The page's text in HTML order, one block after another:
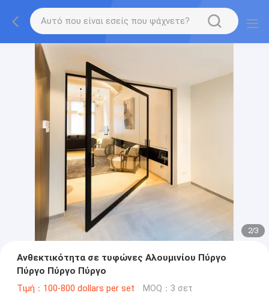
2/3
Ανθεκτικότητα σε τυφώνες Αλουμινίου Πύργο
Πύργο Πύργο Πύργο
Τιμή：100-800 dollars per set MOQ：3 σετ